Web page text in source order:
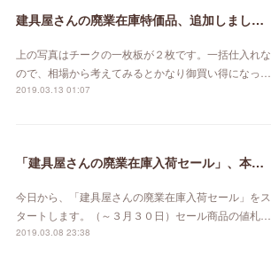
建具屋さんの廃業在庫特価品、追加しました。
上の写真はチークの一枚板が２枚です。一括仕入れな
ので、相場から考えてみるとかなり御買い得になっ…
2019.03.13 01:07
「建具屋さんの廃業在庫入荷セール」、本日スタート！
今日から、「建具屋さんの廃業在庫入荷セール」をス
タートします。（～３月３０日）セール商品の値札…
2019.03.08 23:38